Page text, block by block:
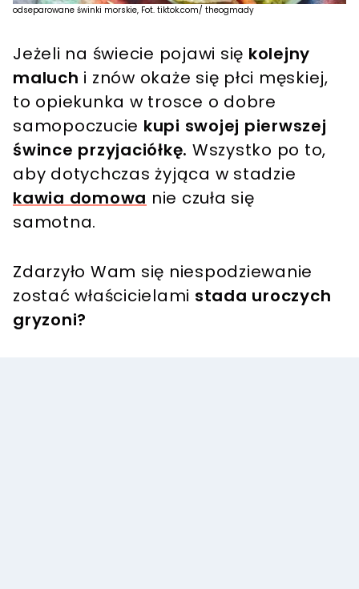
odseparowane świnki morskie, Fot. tiktok.com/ theogmady
Jeżeli na świecie pojawi się kolejny
maluch i znów okaże się płci męskiej,
to opiekunka w trosce o dobre
samopoczucie kupi swojej pierwszej
śwince przyjaciółkę. Wszystko po to,
aby dotychczas żyjąca w stadzie
kawia domowa nie czuła się
samotna.
Zdarzyło Wam się niespodziewanie
zostać właścicielami stada uroczych
gryzoni?